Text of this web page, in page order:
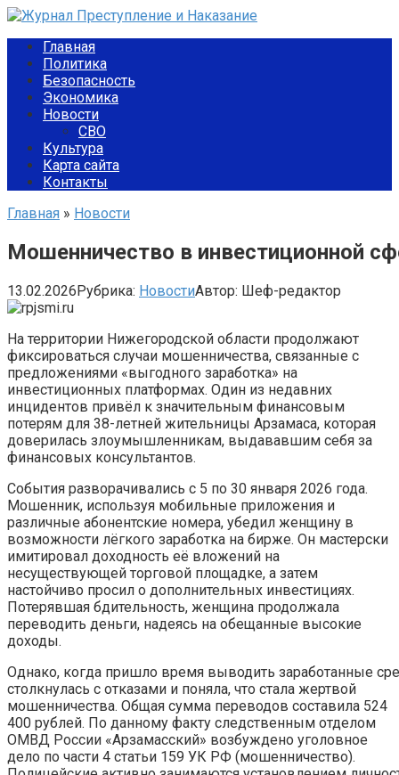
Перейти
контентуГлавная
Политика
Безопасность
Экономика
Новости
СВО
Культура
Карта сайта
Контакты
Главная » Новости
Мошенничество в инвестиционной
13.02.2026Рубрика: НовостиАвтор: Шеф-редактор
На территории Нижегородской области продолжают
фиксироваться случаи мошенничества, связанные с
предложениями «выгодного заработка» на
инвестиционных платформах. Один из недавних
инцидентов привёл к значительным финансовым
потерям для 38-летней жительницы Арзамаса, которая
доверилась злоумышленникам, выдававшим себя за
финансовых консультантов.
События разворачивались с 5 по 30 января 2026 года.
Мошенник, используя мобильные приложения и
различные абонентские номера, убедил женщину в
возможности лёгкого заработка на бирже. Он мастерски
имитировал доходность её вложений на
несуществующей торговой площадке, а затем
настойчиво просил о дополнительных инвестициях.
Потерявшая бдительность, женщина продолжала
переводить деньги, надеясь на обещанные высокие
доходы.
Однако, когда пришло время выводить заработанные
столкнулась с отказами и поняла, что стала жертвой
мошенничества. Общая сумма переводов составила 524
400 рублей. По данному факту следственным отделом
ОМВД России «Арзамасский» возбуждено уголовное
дело по части 4 статьи 159 УК РФ (мошенничество).